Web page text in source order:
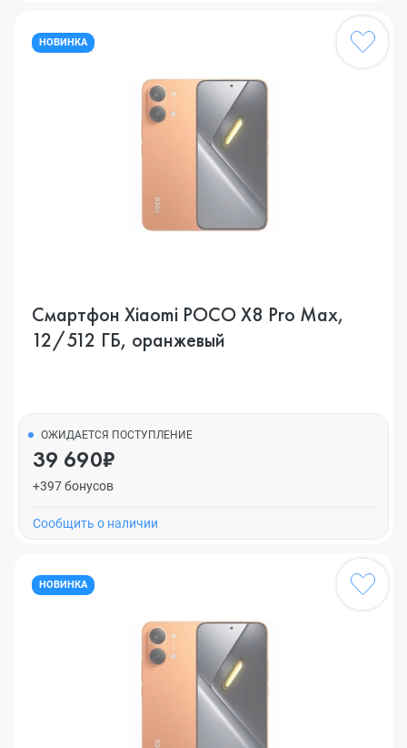
НОВИНКА
Смартфон Xiaomi POCO X8 Pro Max,
12/512 ГБ, оранжевый
ОЖИДАЕТСЯ ПОСТУПЛЕНИЕ
39 690₽
+397 бонусов
Cообщить о наличии
НОВИНКА